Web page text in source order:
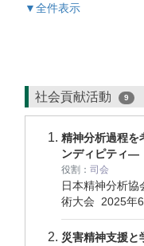
▼全件表示
社会貢献活動 9
精神分析過程
ンディピティ―
役割： 司会
日本精神分析
術大会 2025年
災害精神支援